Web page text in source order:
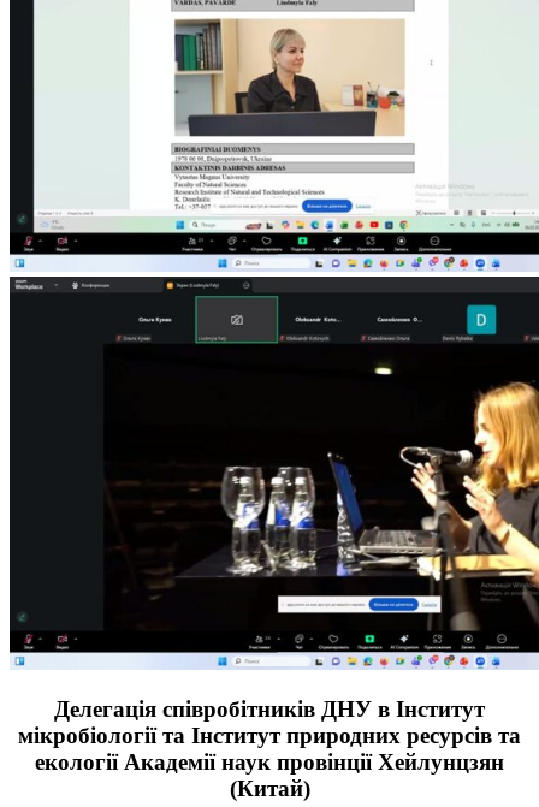
Делегація співробітників ДНУ в Інститут
мікробіології та Інститут природних ресурсів та
екології Академії наук провінції Хейлунцзян
(Китай)